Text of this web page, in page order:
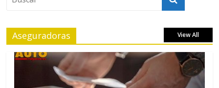
Aseguradoras View All